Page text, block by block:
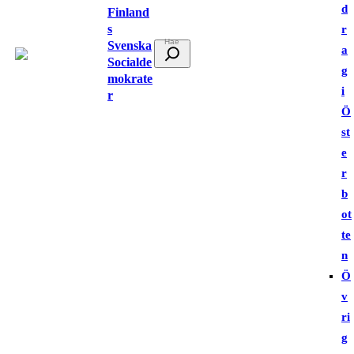
Finland
s
Svenska
Socialde
mokrate
r
ö
d
r
a
g
i
Ö
st
e
r
b
ot
te
n
Ö
v
ri
g